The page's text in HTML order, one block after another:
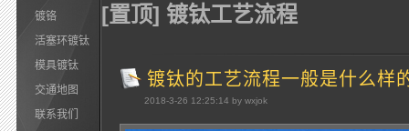
镀铬
活塞环镀钛
模具镀钛
交通地图
联系我们
[置顶] 镀钛工艺流程
镀钛的工艺流程一般是什么样
2018-3-26 12:25:14 by wxjok